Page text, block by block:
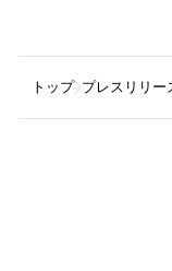
トップ プレスリリー